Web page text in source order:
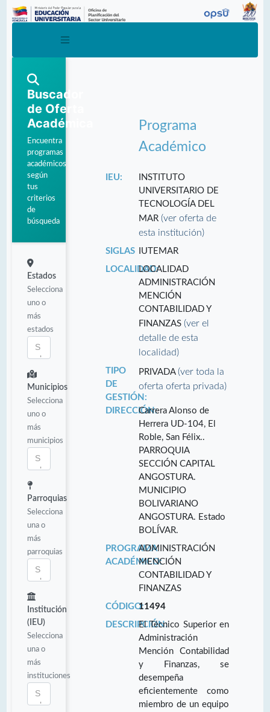
Buscador
de Oferta
Académica
Encuentra
programas
académicos
según
tus
criterios
de
búsqueda
Estados
Selecciona
uno o
más
estados
Municipios
Selecciona
uno o
más
municipios
Parroquias
Selecciona
una o
más
parroquias
Institución
(IEU)
Selecciona
una o
más
instituciones
Programa
Académico
IEU:
INSTITUTO
UNIVERSITARIO DE
TECNOLOGÍA DEL
MAR(ver oferta de
esta institución)
SIGLAS
IUTEMAR
LOCALIDAD:LOCALIDAD
ADMINISTRACIÓN
MENCIÓN
CONTABILIDAD Y
FINANZAS(ver el
detalle de esta
localidad)
TIPO
DE
GESTIÓN:
PRIVADA(ver toda la
oferta oferta privada)
DIRECCIÓN:Carrera Alonso de
Herrera UD-104, El
Roble, San Félix..
PARROQUIA
SECCIÓN CAPITAL
ANGOSTURA.
MUNICIPIO
BOLIVARIANO
ANGOSTURA. Estado
BOLÍVAR.
PROGRAMA
ACADÉMICO:
ADMINISTRACIÓN
MENCIÓN
CONTABILIDAD Y
FINANZAS
CÓDIGO:11494
DESCRIPCIÓN:El Técnico Superior en
Administración
Mención Contabilidad
y Finanzas, se
desempeña
eficientemente como
miembro de un equipo